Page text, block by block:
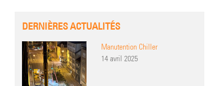
DERNIÈRES ACTUALITÉS
Manutention Chiller
14 avril 2025